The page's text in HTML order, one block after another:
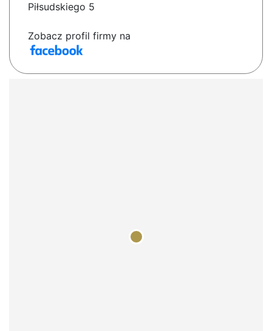
Piłsudskiego 5
Zobacz profil firmy na